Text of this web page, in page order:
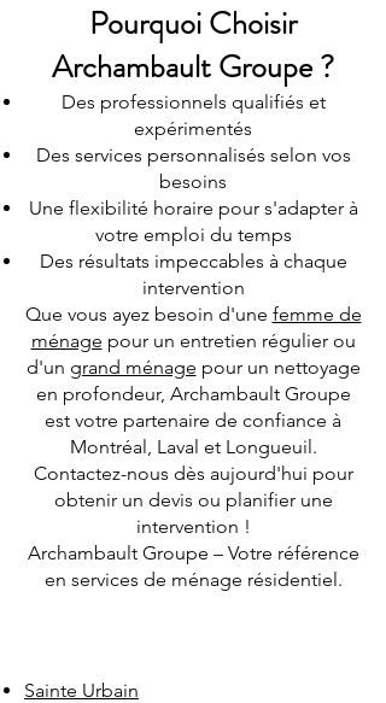
Pourquoi Choisir
Archambault Groupe ?
Des professionnels qualifiés et
expérimentés
Des services personnalisés selon vos
besoins
Une flexibilité horaire pour s'adapter à
votre emploi du temps
Des résultats impeccables à chaque
intervention
Que vous ayez besoin d'une femme de
ménage pour un entretien régulier ou
d'un grand ménage pour un nettoyage
en profondeur, Archambault Groupe
est votre partenaire de confiance à
Montréal, Laval et Longueuil.
Contactez-nous dès aujourd'hui pour
obtenir un devis ou planifier une
intervention !
Archambault Groupe – Votre référence
en services de ménage résidentiel.
Sainte Urbain